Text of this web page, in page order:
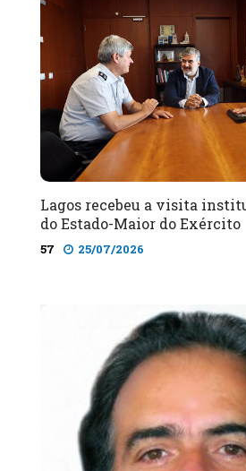
Lagos recebeu a visita
do Estado-Maior do Exército
57 25/07/2026